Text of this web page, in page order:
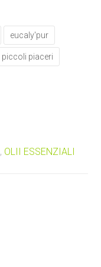
eucaly'pur
piccoli piaceri
, OLII ESSENZIALI